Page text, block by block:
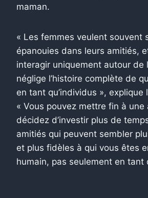
maman.
« Les femmes veulent souvent
épanouies dans leurs amitiés,
interagir uniquement autour de
néglige l’histoire complète de
en tant qu’individus », explique
« Vous pouvez mettre fin à une
décidez d’investir plus de
amitiés qui peuvent sembler
et plus fidèles à qui vous êtes
humain, pas seulement en tant